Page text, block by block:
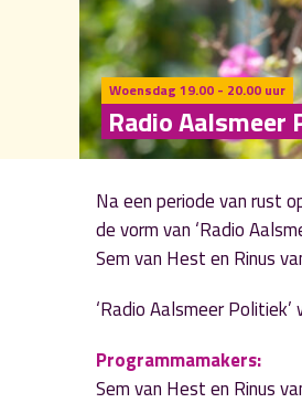
Woensdag 19.00 - 20.00 uur
Radio Aalsmeer
Na een periode van rust
de vorm van ‘Radio
Sem van Hest en Rinus
‘Radio Aalsmeer
Programmamakers:
Sem van Hest en Rinus